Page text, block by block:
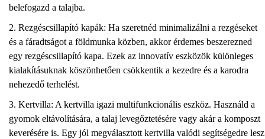
belefogazd a talajba.
Rezgéscsillapító kapák: Ha szeretnéd minimalizálni a rezgéseket
és a fáradtságot a földmunka közben, akkor érdemes beszerezned
egy rezgéscsillapító kapa. Ezek az innovatív eszközök különleges
kialakításuknak köszönhetően csökkentik a kezedre és a karodra
nehezedő terhelést.
Kertvilla: A kertvilla igazi multifunkcionális eszköz. Használd a
gyomok eltávolítására, a talaj levegőztetésére vagy akár a komposzt
keverésére is. Egy jól megválasztott kertvilla valódi segítségedre lesz